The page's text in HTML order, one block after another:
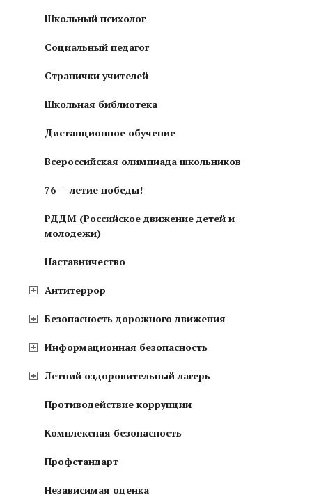
Школьный психолог
Социальный педагог
Странички учителей
Школьная библиотека
Дистанционное обучение
Всероссийская олимпиада школьников
76 — летие победы!
РДДМ (Российское движение детей и
молодежи)
Наставничество
Антитеррор
Безопасность дорожного движения
Информационная безопасность
Летний оздоровительный лагерь
Противодействие коррупции
Комплексная безопасность
Профстандарт
Независимая оценка